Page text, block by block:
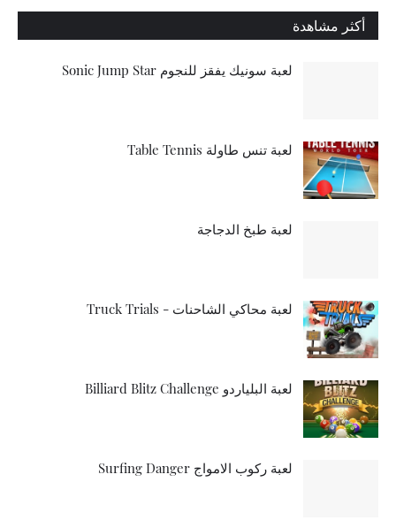
أكثر مشاهدة
لعبة سونيك يفقز للنجوم Sonic Jump Star
لعبة تنس طاولة Table Tennis
لعبة طبخ الدجاجة
لعبة محاكي الشاحنات - Truck Trials
لعبة البلياردو Billiard Blitz Challenge
لعبة ركوب الامواج Surfing Danger